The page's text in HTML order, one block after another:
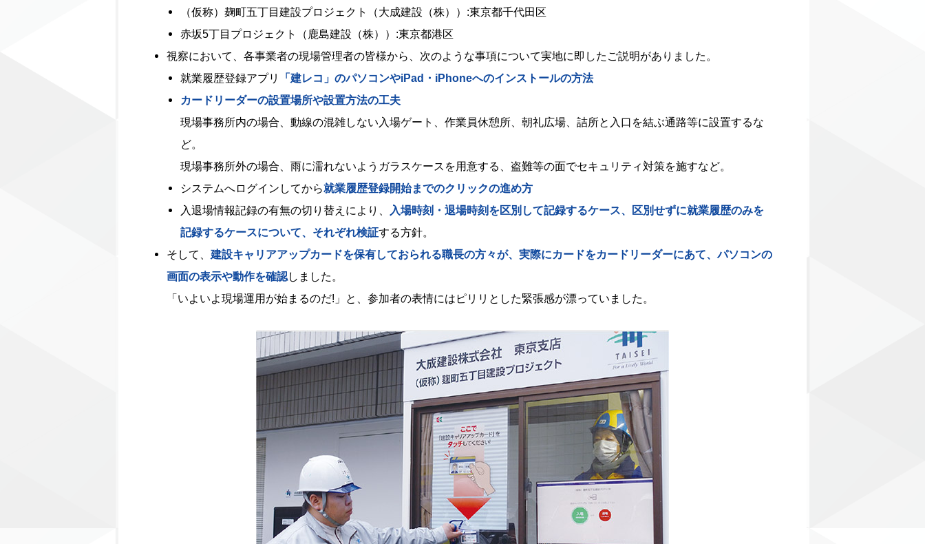
（仮称）麹町五丁目建設プロジェクト（大成建設（株））:東京都千代田区
赤坂5丁目プロジェクト（鹿島建設（株））:東京都港区
視察において、各事業者の現場管理者の皆様から、次のような事項について実地に即したご説明がありました。
就業履歴登録アプリ
「建レコ」のパソコンやiPad・iPhoneへのインストールの方法
カードリーダーの設置場所や設置方法の工夫
現場事務所内の場合、動線の混雑しない入場ゲート、作業員休憩所、朝礼広場、詰所と入口を結ぶ通路等に設置するな
ど。
現場事務所外の場合、雨に濡れないようガラスケースを用意する、盗難等の面でセキュリティ対策を施すなど。
システムへログインしてから就業履歴登録開始までのクリックの進め方
入退場情報記録の有無の切り替えにより、
入場時刻・退場時刻を区別して記録するケース、区別せずに就業履歴のみを
記録するケースについて、それぞれ検証する方針。
そして、 建設キャリアアップカードを保有しておられる職長の方々が、実際にカードをカードリーダーにあて、パソコンの
画面の表示や動作を確認しました。
「いよいよ現場運用が始まるのだ!」と、参加者の表情にはピリリとした緊張感が漂っていました。